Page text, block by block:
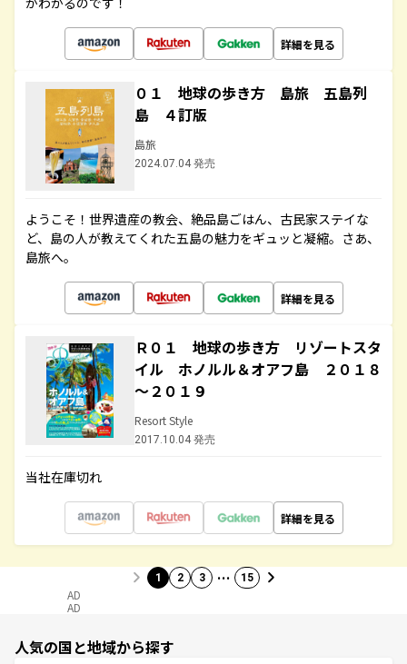
詳細を見る
０１ 地球の歩き方 島旅 五島列
島 ４訂版
島旅
2024.07.04 発売
ようこそ！世界遺産の教会、絶品島ごはん、古民家ステイな
ど、島の人が教えてくれた五島の魅力をギュッと凝縮。さあ、
島旅へ。
詳細を見る
Ｒ０１ 地球の歩き方 リゾートスタ
イル ホノルル＆オアフ島 ２０１８
～２０１９
Resort Style
2017.10.04 発売
当社在庫切れ
詳細を見る
1 2 3 … 15
AD
AD
人気の国と地域から探す